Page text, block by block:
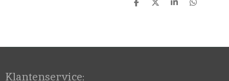
D
D
S
D
Klantenservice: